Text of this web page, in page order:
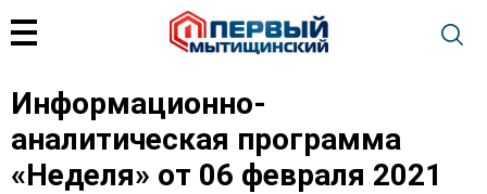
Информационно-
аналитическая программа
«Неделя» от 06 февраля 2021